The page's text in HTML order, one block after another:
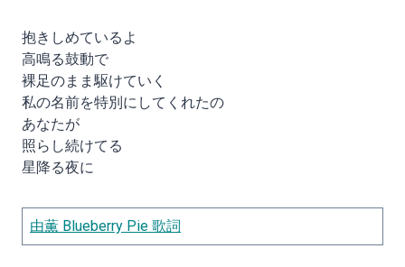
抱きしめているよ
高鳴る鼓動で
裸足のまま駆けていく
私の名前を特別にしてくれたの
あなたが
照らし続けてる
星降る夜に
由薫 Blueberry Pie 歌詞